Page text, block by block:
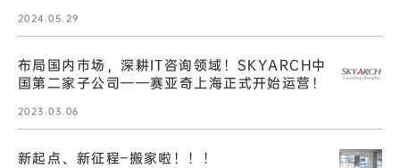
2024.05.29
布局国内市场，深耕IT咨询领域！SKYARCH中
国第二家子公司——赛亚奇上海正式开始运营！
2023.03.06
新起点、新征程–搬家啦！！！